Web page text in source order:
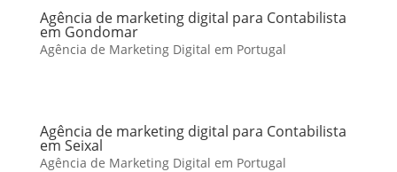
Agência de marketing digital para Contabilista
em Gondomar
Agência de Marketing Digital em Portugal
Agência de marketing digital para Contabilista
em Seixal
Agência de Marketing Digital em Portugal